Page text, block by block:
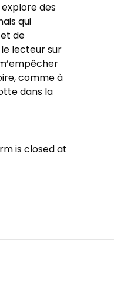
des
qui
de
lecteur sur
comme à
dans la
is closed at